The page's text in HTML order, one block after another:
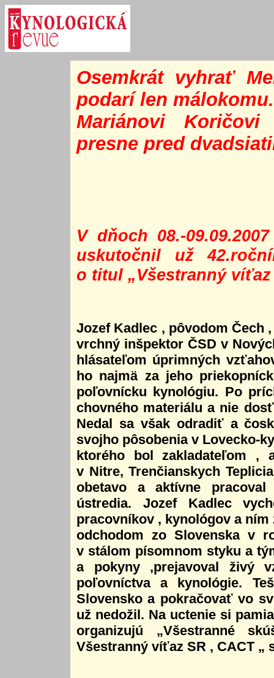
Osemkrát vyhrať
podarí len
Mariánovi
presne pred
V dňoch 08.-
uskutočnil už
o titul „Všestranný víťaz
Jozef Kadlec , pôvodom Čech
vrchný inšpektor ČSD v
hlásateľom úprimných
ho najmä za jeho
poľovnícku kynológiu. Po
chovného materiálu a nie
Nedal sa však odradiť a
svojho pôsobenia v Lovecko-
ktorého bol zakladateľom ,
v Nitre, Trenčianskych
obetavo a aktívne
ústredia. Jozef Kadlec
pracovníkov , kynológov a
odchodom zo Slovenska v
v stálom písomnom styku a
a pokyny ,prejavoval živý
poľovníctva a kynológie.
Slovensko a pokračovať vo
už nedožil. Na uctenie si
organizujú „Všestranné
Všestranný víťaz SR , CACT „